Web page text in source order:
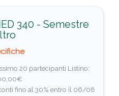
340 - Semestre
20 partecipanti Listino:
fino al 30% entro il 06/08